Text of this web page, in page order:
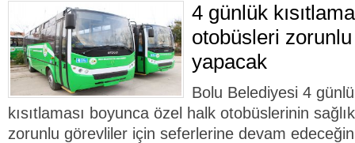
4 günlük
otobüsleri
yapacak
Bolu Belediyesi 4
kısıtlaması boyunca özel halk otobüslerinin
zorunlu görevliler için seferlerine devam